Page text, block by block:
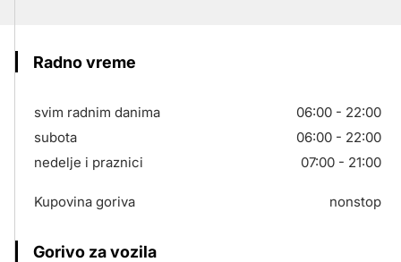
Radno vreme
svim radnim danima
06:00 - 22:00
subota
06:00 - 22:00
nedelje i praznici
07:00 - 21:00
Kupovina goriva nonstop
Gorivo za vozila